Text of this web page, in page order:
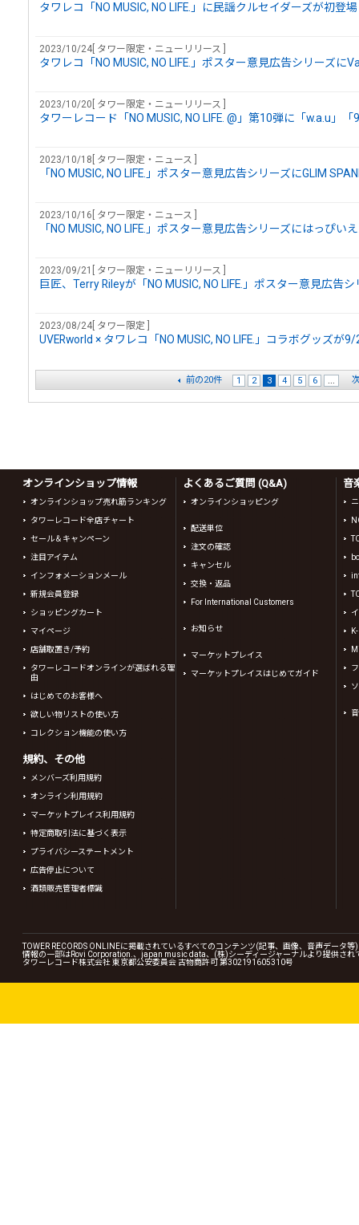
タワレコ「NO MUSIC, NO LIFE.」に民謡クルセイダーズが初登
2023/10/24[ タワー限定・ニューリリース ]
タワレコ「NO MUSIC, NO LIFE.」ポスター意見広告シリーズに
2023/10/20[ タワー限定・ニューリリース ]
タワーレコード「NO MUSIC, NO LIFE. @」第10弾に「w.a.u」
2023/10/18[ タワー限定・ニュース ]
「NO MUSIC, NO LIFE.」ポスター意見広告シリーズにGLIM
2023/10/16[ タワー限定・ニュース ]
「NO MUSIC, NO LIFE.」ポスター意見広告シリーズにはっぴい
2023/09/21[ タワー限定・ニューリリース ]
巨匠、Terry Rileyが「NO MUSIC, NO LIFE.」ポスター意見広告
2023/08/24[ タワー限定 ]
UVERworld × タワレコ「NO MUSIC, NO LIFE.」コラボグッズが
前の20件 1 2 3 4 5 6 ...
オンラインショップ情報
オンラインショップ売れ筋ランキング
タワーレコード全店チャート
セール＆キャンペーン
注目アイテム
インフォメーションメール
新規会員登録
ショッピングカート
マイページ
店舗取置き/予約
タワーレコードオンラインが選ばれる理
由
はじめてのお客様へ
欲しい物リストの使い方
コレクション機能の使い方
規約、その他
メンバーズ利用規約
オンライン利用規約
マーケットプレイス利用規約
特定商取引法に基づく表示
プライバシーステートメント
広告停止について
酒類販売管理者標識
よくあるご質問 (Q&A)
オンラインショッピング
配送単位
注文の確認
キャンセル
交換・返品
For International Customers
お知らせ
マーケットプレイス
マーケットプレイスはじめてガイド
音
TOWER RECORDS ONLINEに掲載されているすべてのコンテンツ(記事、画像、音声データ
情報の一部はRovi Corporation.、japan music data、(株)シーディージャーナルより提供され
タワーレコード株式会社 東京都公安委員会 古物商許可 第302191605310号